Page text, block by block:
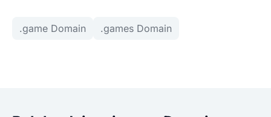
.game Domain .games Domain